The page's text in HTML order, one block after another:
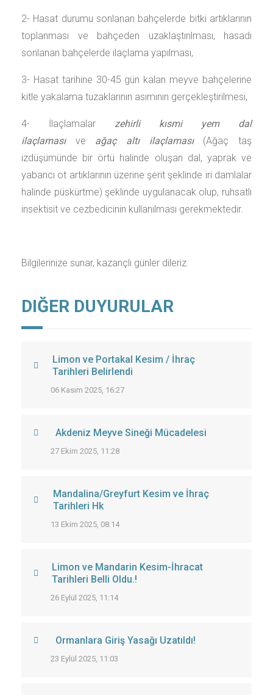
2- Hasat durumu sonlanan bahçelerde bitki artıklarının
toplanması ve bahçeden uzaklaştırılması, hasadı
sonlanan bahçelerde ilaçlama yapılması,
3- Hasat tarihine 30-45 gün kalan meyve bahçelerine
kitle yakalama tuzaklarının asımının gerçekleştirilmesi,
4- İlaçlamalar zehirli kısmi yem dal
ilaçlaması
ve ağaç altı ilaçlaması
(Ağaç taş
izdüşümünde bir örtü halinde oluşan dal, yaprak ve
yabancı ot artıklarının üzerine şerit şeklinde iri damlalar
halinde püskürtme) şeklinde uygulanacak olup, ruhsatlı
insektisit ve cezbedicinin kullanılması gerekmektedir.
Bilgilerinize sunar, kazançlı günler dileriz.
DIĞER DUYURULAR
Limon ve Portakal Kesim / İhraç
Tarihleri Belirlendi
06 Kasım 2025, 16:27
Akdeniz Meyve Sineği Mücadelesi
27 Ekim 2025, 11:28
Mandalina/Greyfurt Kesim ve İhraç
Tarihleri Hk
13 Ekim 2025, 08:14
Limon ve Mandarin Kesim-İhracat
Tarihleri Belli Oldu.!
26 Eylül 2025, 11:14
Ormanlara Giriş Yasağı Uzatıldı!
23 Eylül 2025, 11:03